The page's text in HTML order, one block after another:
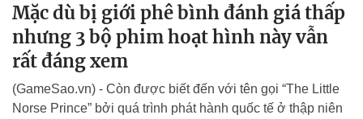
Mặc dù bị giới phê bình đánh giá thấp
nhưng 3 bộ phim hoạt hình này vẫn
rất đáng xem
(GameSao.vn) - Còn được biết đến với tên gọi “The Little
Norse Prince” bởi quá trình phát hành quốc tế ở thập niên